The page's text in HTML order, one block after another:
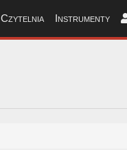
Czytelnia Instrumenty